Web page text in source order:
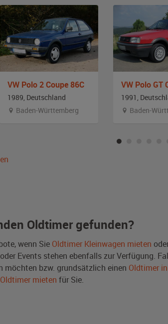
VW Polo 2 Coupe 86C
1989, Deutschland
Baden-Württemberg
VW Polo GT
1991,
Baden-
Oldtimer gefunden?
wenn Sie Oldtimer Kleinwagen mieten
Events stehen ebenfalls zur Verfügung.
möchten bzw. grundsätzlich einen Oldtimer
Oldtimer mieten für Sie.